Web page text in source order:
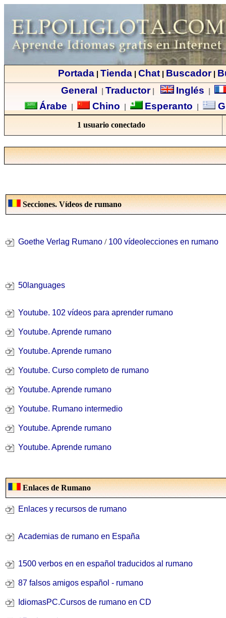
Portada Tienda Chat Buscador|
General
Traductor| Inglés
Árabe Chino Esperanto
1 usuario conectado
Secciones. Vídeos de rumano
Goethe Verlag Rumano / 100 vídeolecciones en rumano
50languages
Youtube. 102 vídeos para aprender rumano
Youtube. Aprende rumano
Youtube. Aprende rumano
Youtube. Curso completo de rumano
Youtube. Aprende rumano
Youtube. Rumano intermedio
Youtube. Aprende rumano
Youtube. Aprende rumano
Enlaces de Rumano
Enlaces y recursos de rumano
Academias de rumano en España
1500 verbos en en español traducidos al rumano
87 falsos amigos español - rumano
IdiomasPC.Cursos de rumano en CD